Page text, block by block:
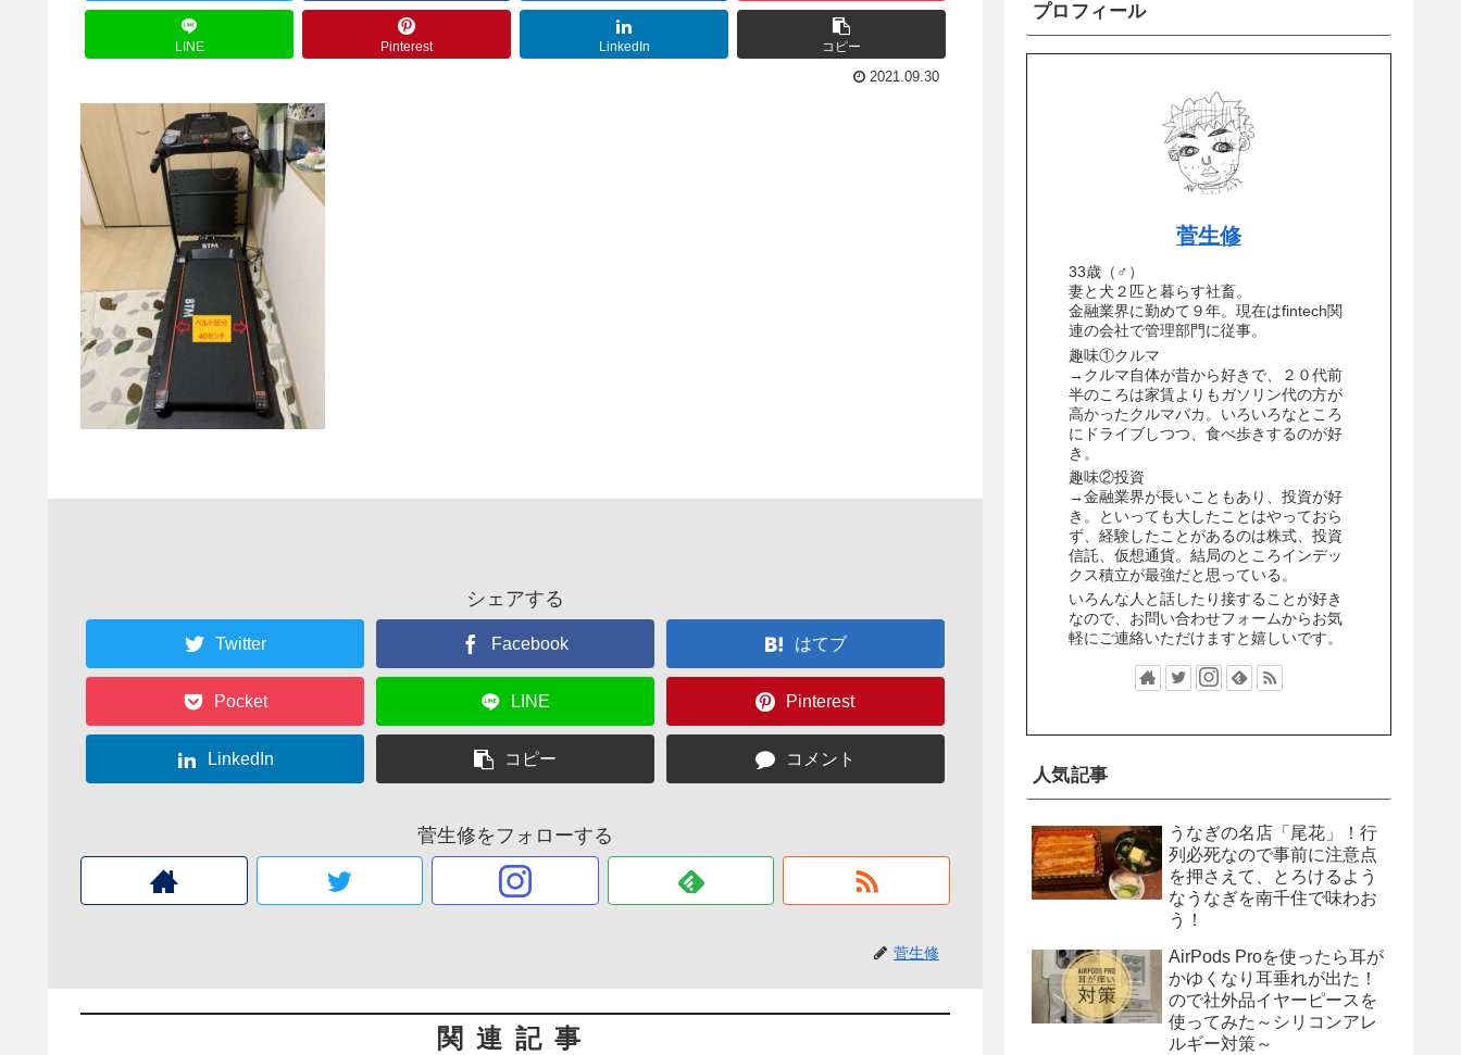
LINE Pinterest LinkedIn コピー
2021.09.30
シェアする
Twitter Facebook はてブ
Pocket LINE Pinterest
LinkedIn コピー コメント
菅生修をフォローする
菅生修
関連記事
プロフィール
菅生修
33歳（♂）
妻と犬２匹と暮らす社畜。
金融業界に勤めて９年。現在はfintech関
連の会社で管理部門に従事。
趣味①クルマ
→クルマ自体が昔から好きで、２０代前
半のころは家賃よりもガソリン代の方が
高かったクルマバカ。いろいろなところ
にドライブしつつ、食べ歩きするのが好
き。
趣味②投資
→金融業界が長いこともあり、投資が好
き。といっても大したことはやっておら
ず、経験したことがあるのは株式、投資
信託、仮想通貨。結局のところインデッ
クス積立が最強だと思っている。
いろんな人と話したり接することが好き
なので、お問い合わせフォームからお気
軽にご連絡いただけますと嬉しいです。
人気記事
うなぎの名店「尾花」！行
列必死なので事前に注意点
を押さえて、とろけるよう
なうなぎを南千住で味わお
う！
AirPods Proを使ったら耳が
かゆくなり耳垂れが出た！
ので社外品イヤーピースを
使ってみた～シリコンアレ
ルギー対策～